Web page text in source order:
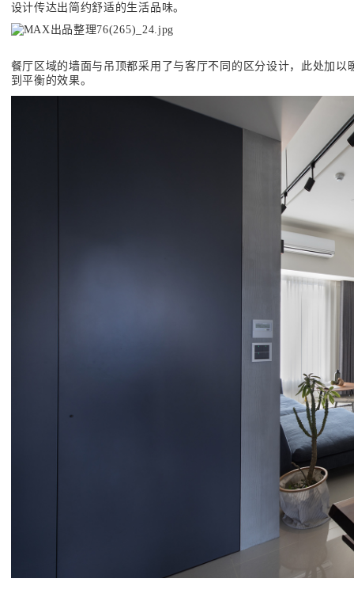
设计传达出简约舒适的生活品味。
餐厅区域的墙面与吊顶都采用了与客厅不同的区分设计，此处加
到平衡的效果。